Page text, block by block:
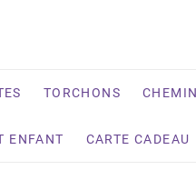
TORCHONS
ENFANT CARTE CADEAU